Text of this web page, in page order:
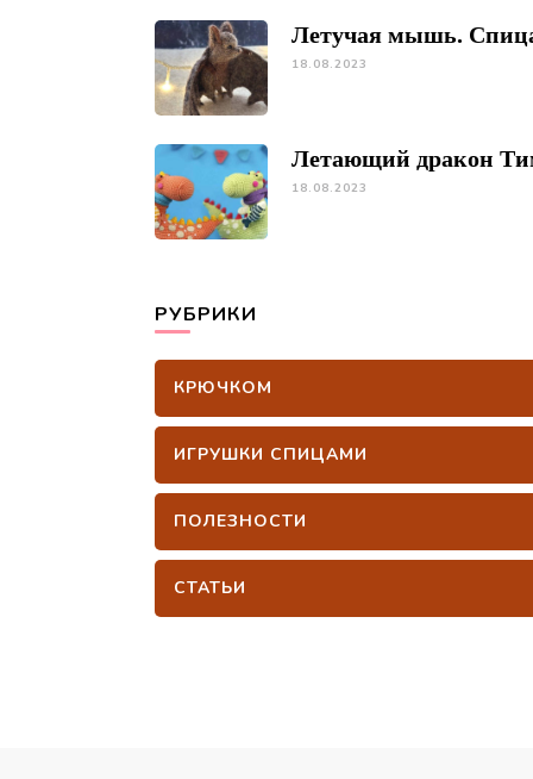
Летучая мышь.
18.08.2023
Летающий дракон
18.08.2023
РУБРИКИ
КРЮЧКОМ
ИГРУШКИ СПИЦАМИ
ПОЛЕЗНОСТИ
СТАТЬИ